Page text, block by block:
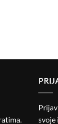
svoje